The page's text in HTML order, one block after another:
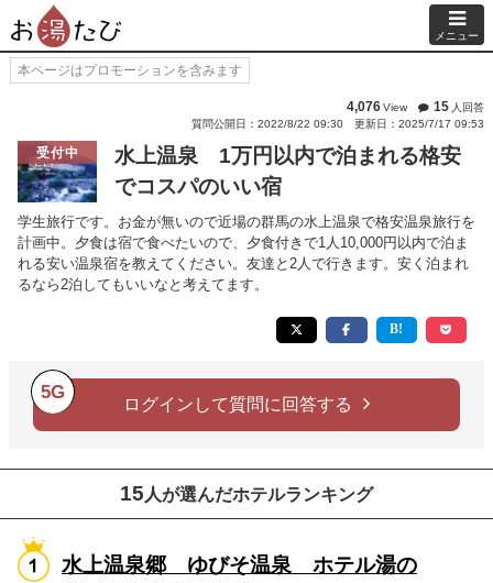
メニュー
本ページはプロモーションを含みます
4,076View 15 人回答
質問公開日：2022/8/22 09:30
更新日：2025/7/17 09:53
受付中
水上温泉 1万円以内で泊まれる格安
でコスパのいい宿
学生旅行です。お金が無いので近場の群馬の水上温泉で格安温泉旅行を
計画中。夕食は宿で食べたいので、夕食付きで1人10,000円以内で泊ま
れる安い温泉宿を教えてください。友達と2人で行きます。安く泊まれ
るなら2泊してもいいなと考えてます。
5G
ログインして質問に回答する
15 人が選んだホテルランキング
水上温泉郷 ゆびそ温泉 ホテル湯の